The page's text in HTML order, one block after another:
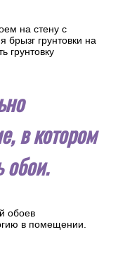
зачистку
сеткой.
по ней
дефекты
на стену с
грунтовки на
грунтовку
котором